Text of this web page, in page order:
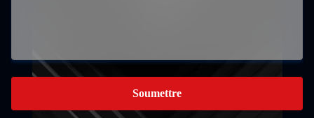
Soumettre